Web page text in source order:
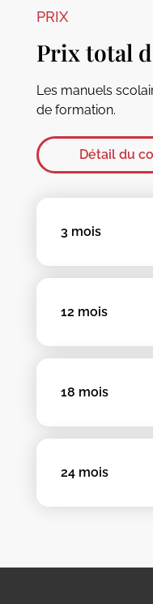
3 mois
12 mois
18 mois
24 mois
PRIX
Prix total
Les manuels
de formation.
Détail du